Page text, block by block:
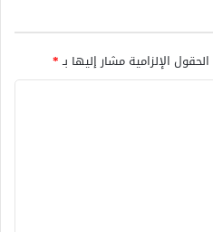
الحقول الإلزامية مشار إليها بـ*